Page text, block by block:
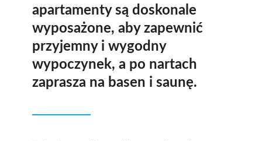
apartamenty są doskonale
wyposażone, aby zapewnić
przyjemny i wygodny
wypoczynek, a po nartach
zaprasza na basen i saunę.